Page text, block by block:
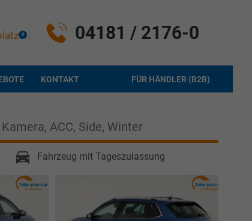
04181 / 2176-0
0
FÜR HÄNDLER (B2B)
KONTAKT
ACC, Side, Winter
Fahrzeug mit Tageszulassung